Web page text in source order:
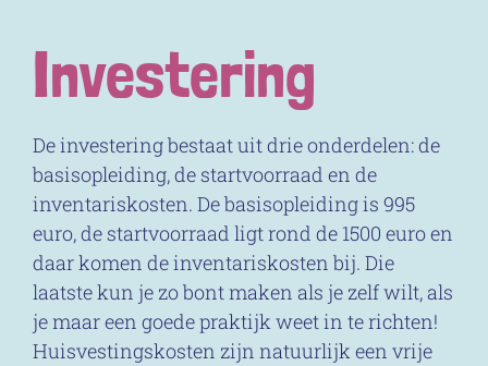
Investering
De investering bestaat uit drie onderdelen: de
basisopleiding, de startvoorraad en de
inventariskosten. De basisopleiding is 995
euro, de startvoorraad ligt rond de 1500 euro en
daar komen de inventariskosten bij. Die
laatste kun je zo bont maken als je zelf wilt, als
je maar een goede praktijk weet in te richten!
Huisvestingskosten zijn natuurlijk een vrije